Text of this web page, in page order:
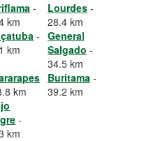
-
km
Lourdes-
28.4 km
-
km
General
Salgado -
34.5 km
km
Buritama-
39.2 km
-
km